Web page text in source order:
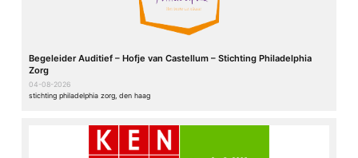
Begeleider Auditief – Hofje van Castellum – Stichting Philadelphia
Zorg
04-08-2026
stichting philadelphia zorg, den haag